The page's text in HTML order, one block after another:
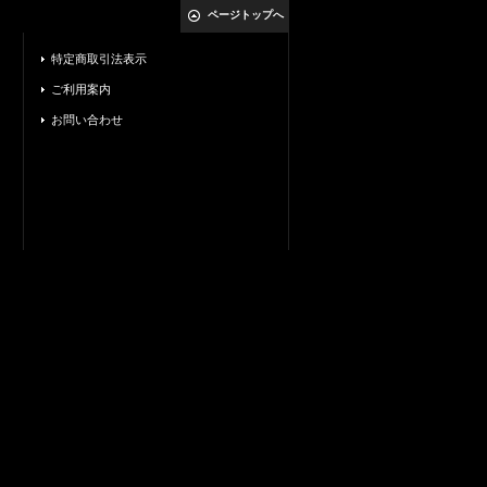
ページトップへ
特定商取引法表示
ご利用案内
お問い合わせ